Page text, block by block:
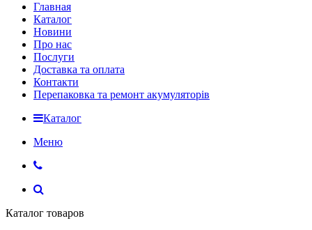
Главная
Каталог
Новини
Про нас
Послуги
Доставка та оплата
Контакти
Перепаковка та ремонт акумуляторів
Каталог
Меню
Каталог товаров